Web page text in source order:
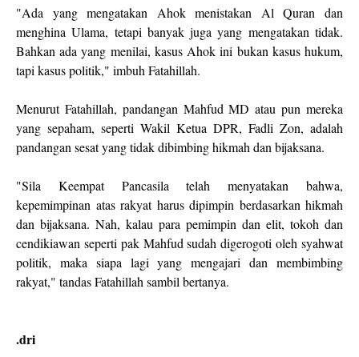
"Ada yang mengatakan Ahok menistakan Al Quran dan
menghina Ulama, tetapi banyak juga yang mengatakan tidak.
Bahkan ada yang menilai, kasus Ahok ini bukan kasus hukum,
tapi kasus politik," imbuh Fatahillah.
Menurut Fatahillah, pandangan Mahfud MD atau pun mereka
yang sepaham, seperti Wakil Ketua DPR, Fadli Zon, adalah
pandangan sesat yang tidak dibimbing hikmah dan bijaksana.
"Sila Keempat Pancasila telah menyatakan bahwa,
kepemimpinan atas rakyat harus dipimpin berdasarkan hikmah
dan bijaksana. Nah, kalau para pemimpin dan elit, tokoh dan
cendikiawan seperti pak Mahfud sudah digerogoti oleh syahwat
politik, maka siapa lagi yang mengajari dan membimbing
rakyat," tandas Fatahillah sambil bertanya.
.dri